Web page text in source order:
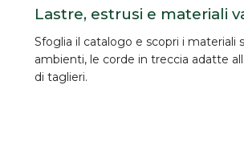
Lastre, estrusi e materiali
Sfoglia il catalogo e scopri i materiali
ambienti, le corde in treccia adatte
di taglieri.